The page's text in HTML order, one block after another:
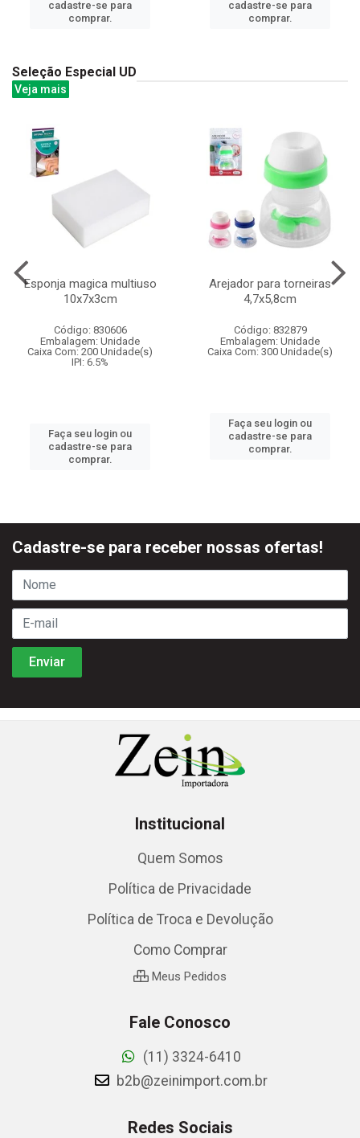
cadastre-se para
comprar.
cadastre-se para
comprar.
Seleção Especial UD
Veja mais
Esponja magica multiuso
10x7x3cm
Código: 830606
Embalagem: Unidade
Caixa Com: 200 Unidade(s)
IPI: 6.5%
Faça seu login ou
cadastre-se para
comprar.
Arejador para torneiras
4,7x5,8cm
Código: 832879
Embalagem: Unidade
Caixa Com: 300 Unidade(s)
Faça seu login ou
cadastre-se para
comprar.
Cadastre-se para receber nossas ofertas!
Institucional
Quem Somos
Política de Privacidade
Política de Troca e Devolução
Como Comprar
Meus Pedidos
Fale Conosco
(11) 3324-6410
b2b@zeinimport.com.br
Redes Sociais